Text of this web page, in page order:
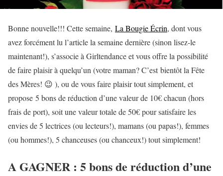
Bonne nouvelle!!! Cette semaine, La Bougie Écrin, dont vous
avez forcément lu l’article la semaine dernière (sinon lisez-le
maintenant!), s’associe à Girltendanceet vous offre la possibilité
de faire plaisir à quelqu’un (votre maman? C’est bientôt la Fête
des Mères! 😉 ), ou de vous faire plaisir tout simplement, et
propose 5 bons de réduction d’une valeur de 10€ chacun (hors
frais de port), soit une valeur totale de 50€ pour satisfaire les
envies de 5 lectrices (ou lecteurs!), mamans (ou papas!), femmes
(ou hommes!), 5 chanceuses (ou chanceux!) tout simplement!
A GAGNER : 5 bons de réduction d’une